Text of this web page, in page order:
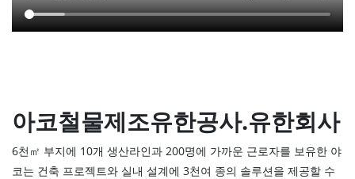
아코철물제조유한공사.유한회사
6천㎡ 부지에 10개 생산라인과 200명에 가까운 근로자를 보유한 야
코는 건축 프로젝트와 실내 설계에 3천여 종의 솔루션을 제공할 수